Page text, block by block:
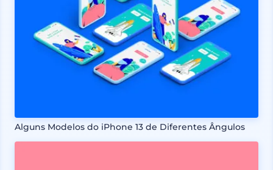
Alguns Modelos do iPhone 13 de Diferentes Ângulos